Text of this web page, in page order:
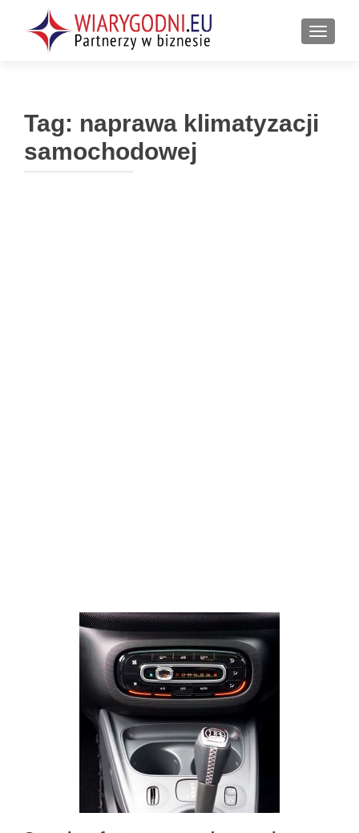
Tag: naprawa klimatyzacji
samochodowej